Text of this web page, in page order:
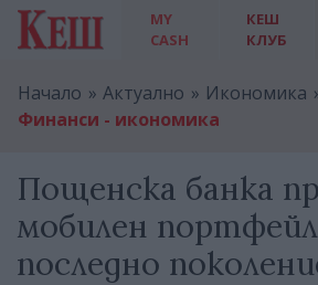
MY
CASH
КЕШ
КЛУБ
Начало Актуално
Икономика
Финанси - икономика
Пощенска банка
мобилен
последно